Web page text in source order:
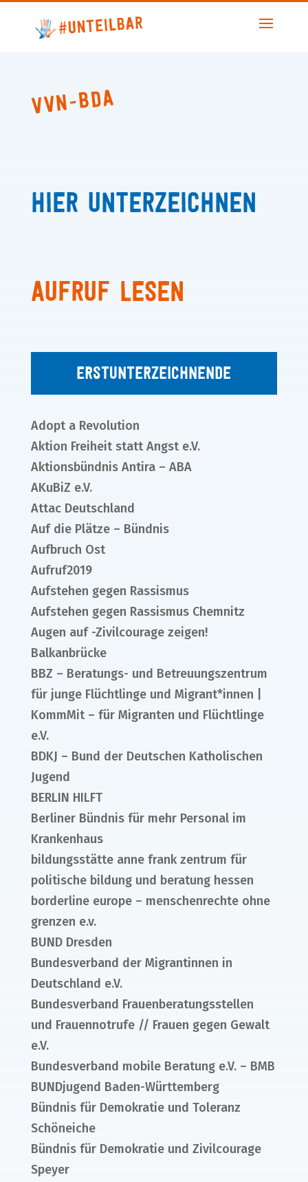
VVN-BDA
Hier unterzeichnen
Aufruf lesen
Erstunterzeichnende
Adopt a Revolution
Aktion Freiheit statt Angst e.V.
Aktionsbündnis Antira – ABA
AKuBiZ e.V.
Attac Deutschland
Auf die Plätze – Bündnis
Aufbruch Ost
Aufruf2019
Aufstehen gegen Rassismus
Aufstehen gegen Rassismus Chemnitz
Augen auf -Zivilcourage zeigen!
Balkanbrücke
BBZ – Beratungs- und Betreuungszentrum
für junge Flüchtlinge und Migrant*innen |
KommMit – für Migranten und Flüchtlinge
e.V.
BDKJ – Bund der Deutschen Katholischen
Jugend
BERLIN HILFT
Berliner Bündnis für mehr Personal im
Krankenhaus
bildungsstätte anne frank zentrum für
politische bildung und beratung hessen
borderline europe – menschenrechte ohne
grenzen e.v.
BUND Dresden
Bundesverband der Migrantinnen in
Deutschland e.V.
Bundesverband Frauenberatungsstellen
und Frauennotrufe // Frauen gegen Gewalt
e.V.
Bundesverband mobile Beratung e.V. – BMB
BUNDjugend Baden-Württemberg
Bündnis für Demokratie und Toleranz
Schöneiche
Bündnis für Demokratie und Zivilcourage
Speyer